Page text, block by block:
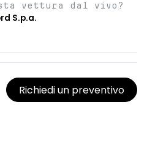
vettura dal vivo?
S.p.a.
Richiedi un preventivo